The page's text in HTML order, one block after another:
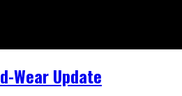
Wear Update